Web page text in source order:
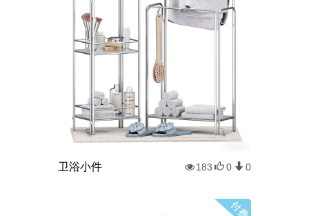
卫浴小件 183 0 0